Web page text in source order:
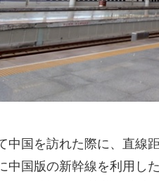
中国を訪れた際に、直線
中国版の新幹線を利用し